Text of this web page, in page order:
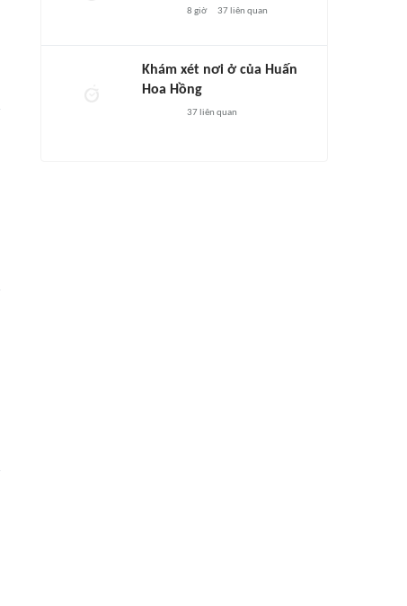
8 giờ 37liên quan
Khám xét nơi ở của Huấn
Hoa Hồng
37liên quan